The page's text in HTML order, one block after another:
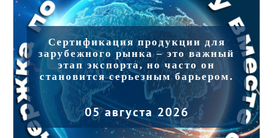
Сертификация продукции для
зарубежного рынка – это важный
этап экспорта, но часто он
становится серьезным барьером.
05 августа 2026